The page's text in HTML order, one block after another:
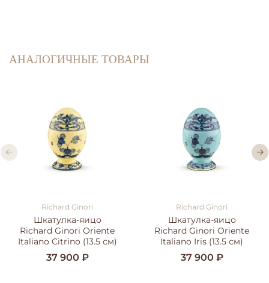
АНАЛОГИЧНЫЕ ТОВАРЫ
Richard Ginori
Шкатулка-яицо
Richard Ginori Oriente
Italiano Citrino (13.5 см)
37 900 ₽
Richard Ginori
Шкатулка-яицо
Richard Ginori Oriente
Italiano Iris (13.5 см)
37 900 ₽